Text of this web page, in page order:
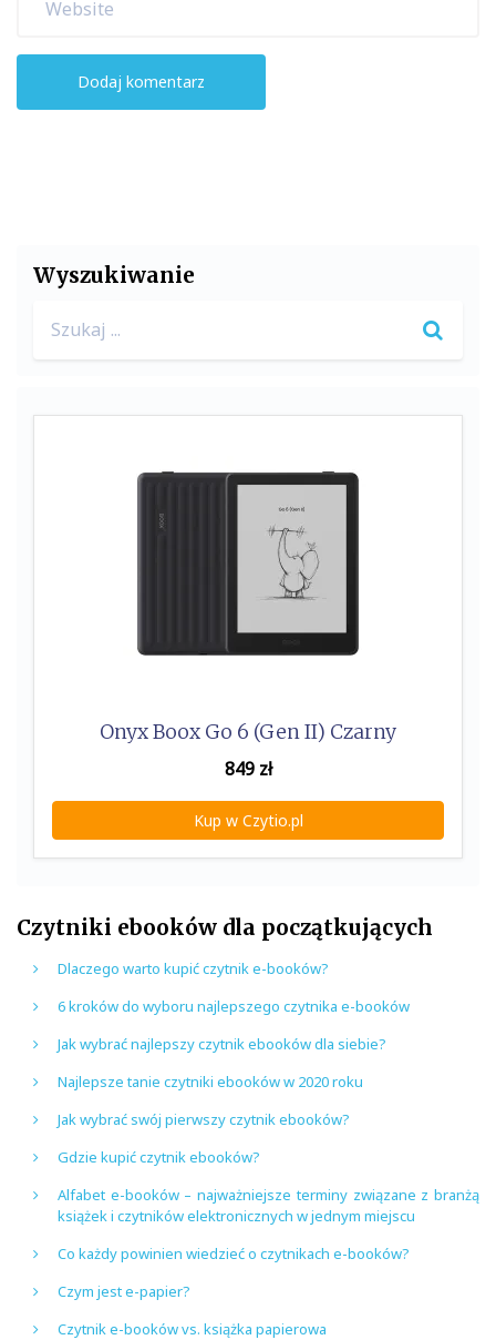
Wyszukiwanie
for:
Onyx Boox Go 6 (Gen II) Czarny
849zł
Kup w Czytio.pl
Czytniki ebooków dla początkujących
Dlaczego warto kupić czytnik e-booków?
6 kroków do wyboru najlepszego czytnika e-booków
Jak wybrać najlepszy czytnik ebooków dla siebie?
Najlepsze tanie czytniki ebooków w 2020 roku
Jak wybrać swój pierwszy czytnik ebooków?
Gdzie kupić czytnik ebooków?
Alfabet e-booków – najważniejsze terminy związane z branżą
książek i czytników elektronicznych w jednym miejscu
Co każdy powinien wiedzieć o czytnikach e-booków?
Czym jest e-papier?
Czytnik e-booków vs. książka papierowa